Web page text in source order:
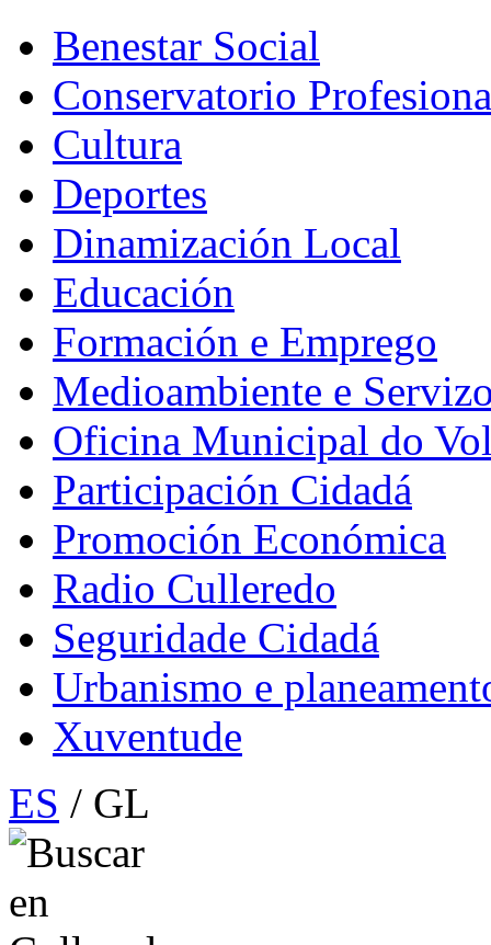
Benestar Social
Conservatorio
Cultura
Deportes
Dinamización Local
Educación
Formación e Emprego
Medioambiente e
Oficina Municipal do
Participación Cidadá
Promoción Económica
Radio Culleredo
Seguridade Cidadá
Urbanismo e
Xuventude
ES / GL